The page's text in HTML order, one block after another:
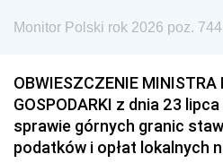
Monitor Polski rok 2026 poz. 744
OBWIESZCZENIE MINISTRA
GOSPODARKI z dnia 23
sprawie górnych granic
podatków i opłat lokalnych